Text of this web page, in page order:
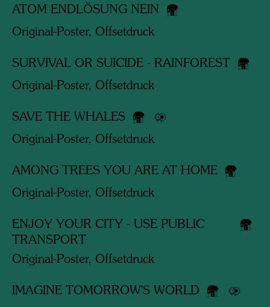
ATOM ENDLÖSUNG NEIN
Original-Poster, Offsetdruck
SURVIVAL OR SUICIDE - RAINFOREST
Original-Poster, Offsetdruck
SAVE THE WHALES
Original-Poster, Offsetdruck
AMONG TREES YOU ARE AT HOME
Original-Poster, Offsetdruck
ENJOY YOUR CITY - USE PUBLIC
TRANSPORT
Original-Poster, Offsetdruck
IMAGINE TOMORROW'S WORLD